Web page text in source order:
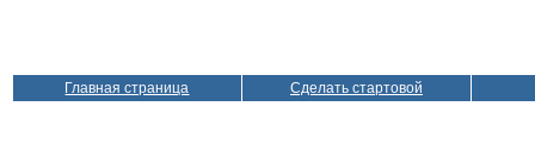
Главная страница Сделать стартовой